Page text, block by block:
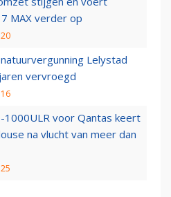
MAX verder op
Lelystad
vervroegd
1000ULR voor Qantas keert
na vlucht van meer dan